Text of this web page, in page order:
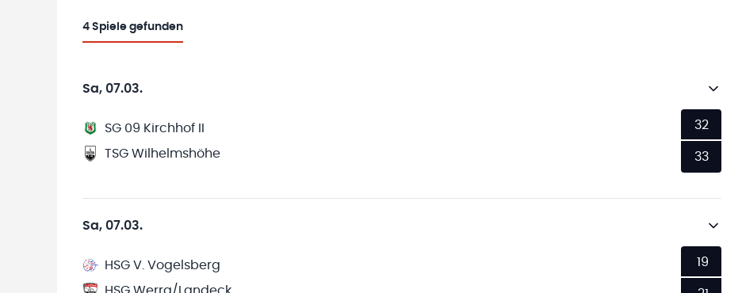
4 Spiele gefunden
Sa, 07.03.
SG 09 Kirchhof II
TSG Wilhelmshöhe
32
33
Sa, 07.03.
HSG V. Vogelsberg
19